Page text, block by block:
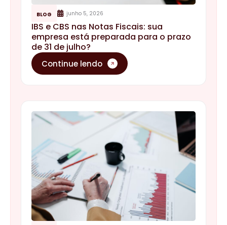
BLOG junho 5, 2026
IBS e CBS nas Notas Fiscais: sua
empresa está preparada para o prazo
de 31 de julho?
Continue lendo